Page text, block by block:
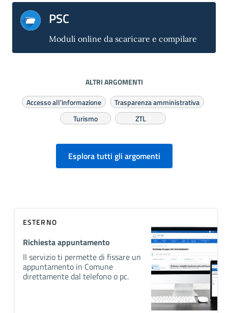
PSC
Moduli online da scaricare e compilare
ALTRI ARGOMENTI
Accesso all'informazione
Trasparenza amministrativa
Turismo
ZTL
Esplora tutti gli argomenti
ESTERNO
Richiesta appuntamento
Il servizio ti permette di fissare un
appuntamento in Comune
direttamente dal telefono o pc.